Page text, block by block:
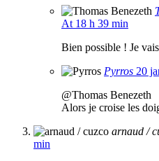
At 18 h 39 min
Bien possible ! Je
Pyrros 20
@Thomas Benezeth
Alors je croise les
arnaud /
min